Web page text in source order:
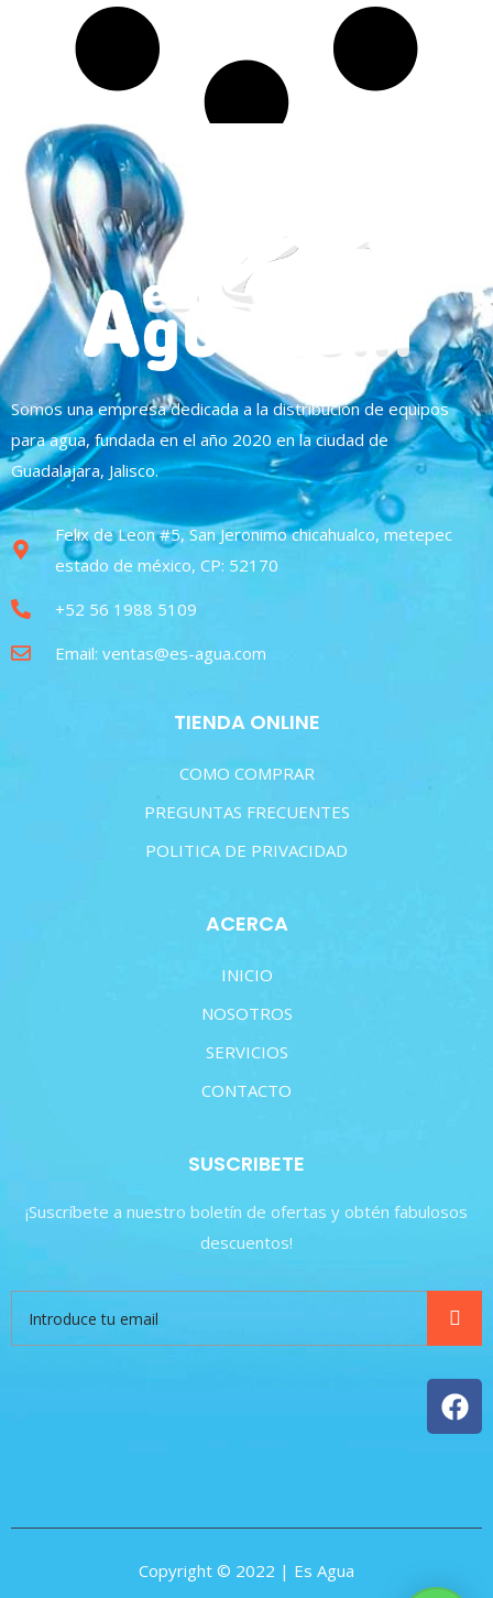
Somos una empresa dedicada a la distribución de equipos
para agua, fundada en el año 2020 en la ciudad de
Guadalajara, Jalisco.
Felix de Leon #5, San Jeronimo chicahualco, metepec
estado de méxico, CP: 52170
+52 56 1988 5109
Email: ventas@es-agua.com
TIENDA ONLINE
COMO COMPRAR
PREGUNTAS FRECUENTES
POLITICA DE PRIVACIDAD
ACERCA
INICIO
NOSOTROS
SERVICIOS
CONTACTO
SUSCRIBETE
¡Suscríbete a nuestro boletín de ofertas y obtén fabulosos
descuentos!
Copyright © 2022 | Es Agua